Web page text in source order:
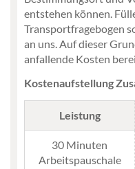
entstehen können.
Transportfragebogen
an uns. Auf dieser
anfallende Kosten
Kostenaufstellung
Leistung
30 Minuten
Arbeitspauschale